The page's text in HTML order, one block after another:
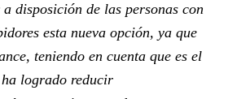
disposición de las personas con
esta nueva opción, ya que
teniendo en cuenta que es el
logrado reducir